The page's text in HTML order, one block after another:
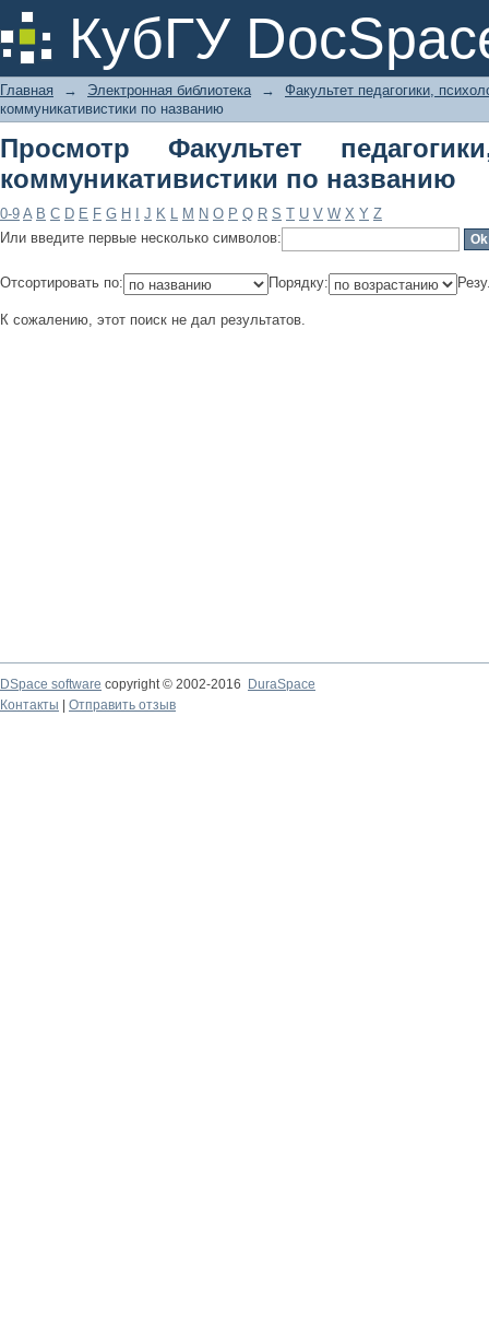
КубГУ
Просмотр Факультет
названию
Главная → Электронная библиотека →
Факультет педагогики,
коммуникативистики по названию
Просмотр Факультет
коммуникативистики по названию
0-9 A B C D E F G H J K L M N O P Q R S T U V W X Y Z
Или введите первые несколько символов:
Отсортировать по: Порядку:
К сожалению, этот поиск не дал результатов.
DSpace software copyright © 2002-2016
DuraSpace
Контакты
Отправить отзыв